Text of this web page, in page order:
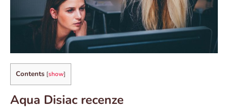
Contents [show]
Aqua Disiac recenze